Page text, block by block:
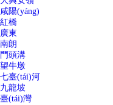
咸陽(yáng)
紅橋
廣東
南朗
門頭溝
望牛墩
七臺(tái)河
九龍坡
臺(tái)灣